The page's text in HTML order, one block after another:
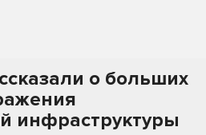
о больших
инфраструктуры